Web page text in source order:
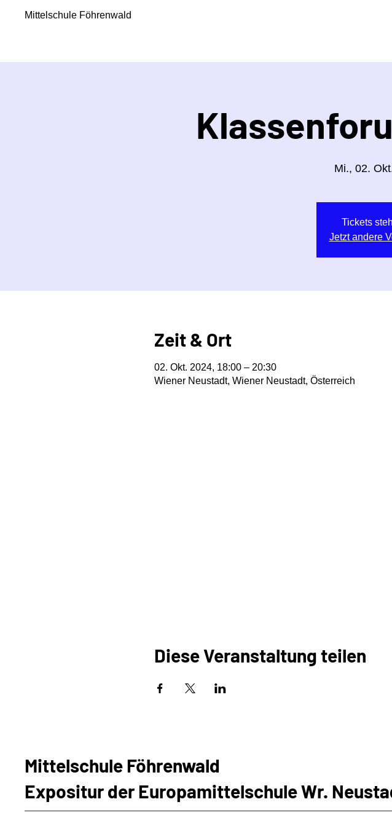
Mittelschule Föhrenwald
Mi., 02.
Tickets
Jetzt andere
Zeit & Ort
02. Okt. 2024, 18:00 – 20:30
Wiener Neustadt, Wiener Neustadt, Österreich
Diese Veranstaltung teilen
Mittelschule Föhrenwald
Expositur der Europamittelschule Wr.